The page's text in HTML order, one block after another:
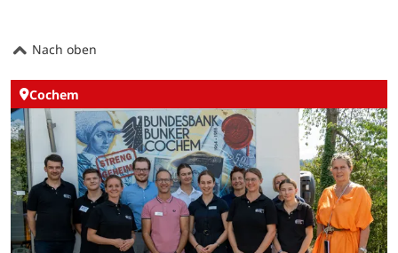
Nach oben
Cochem